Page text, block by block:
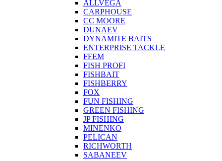
ALLVEGA
CARPHOUSE
CC MOORE
DUNAEV
DYNAMITE BAITS
ENTERPRISE TACKLE
FFEM
FISH PROFI
FISHBAIT
FISHBERRY
FOX
FUN FISHING
GREEN FISHING
JP FISHING
MINENKO
PELICAN
RICHWORTH
SABANEEV